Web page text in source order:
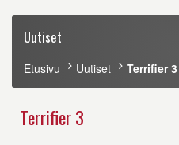
Uutiset
Etusivu Uutiset Terrifier 3
Terrifier 3